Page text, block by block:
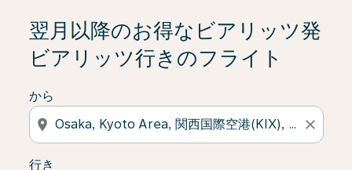
翌月以降のお得なビアリッツ発
ビアリッツ行きのフライト
から
location_on close
行き
検索結果がない場合は、「オファーを見る」をクリック